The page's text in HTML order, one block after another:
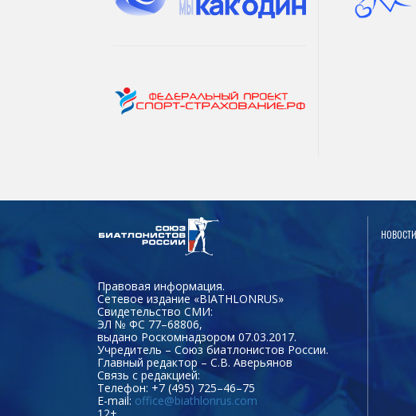
Правовая информация.
Сетевое издание «BIATHLONRUS»
Свидетельство СМИ:
ЭЛ № ФС 77–68806,
выдано Роскомнадзором 07.03.2017.
Учредитель – Союз биатлонистов России.
Главный редактор – С.В. Аверьянов
Связь с редакцией:
Телефон: +7 (495) 725–46–75
E-mail: office@biathlonrus.com
НОВОСТИ